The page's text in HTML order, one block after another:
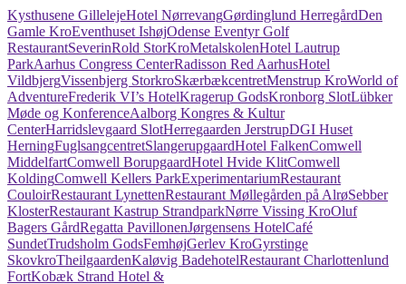
Kysthusene GillelejeHotel NørrevangGørdinglund HerregårdDen
Gamle KroEventhuset IshøjOdense Eventyr Golf
RestaurantSeverinRold StorKroMetalskolenHotel Lautrup
ParkAarhus Congress CenterRadisson Red AarhusHotel
VildbjergVissenbjerg StorkroSkærbækcentretMenstrup KroWorld of
AdventureFrederik VI’s HotelKragerup GodsKronborg SlotLübker
Møde og KonferenceAalborg Kongres & Kultur
CenterHarridslevgaard SlotHerregaarden JerstrupDGI Huset
HerningFuglsangcentretSlangerupgaardHotel FalkenComwell
MiddelfartComwell BorupgaardHotel Hvide KlitComwell
KoldingComwell Kellers ParkExperimentariumRestaurant
CouloirRestaurant LynettenRestaurant Møllegården på AlrøSebber
KlosterRestaurant Kastrup StrandparkNørre Vissing KroOluf
Bagers GårdRegatta PavillonenJørgensens HotelCafé
SundetTrudsholm GodsFemhøjGerlev KroGyrstinge
SkovkroTheilgaardenKaløvig BadehotelRestaurant Charlottenlund
FortKobæk Strand Hotel &